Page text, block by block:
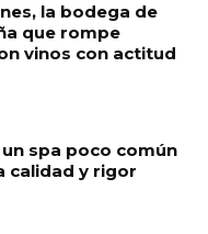
la bodega de
que rompe
vinos con actitud
un spa poco común
calidad y rigor